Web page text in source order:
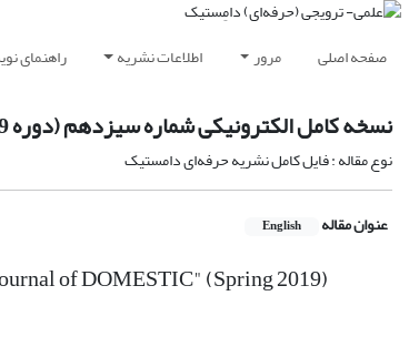
صفحه اصلی مرور اطلاعات نشریه راهنمای
نسخه کامل الکترونیکی شماره سیزدهم (دوره 19، شماره 1) فصلنامه علمی تخصصی دامستیک (بهار 1398)
نوع مقاله : فایل کامل نشریه حرفه‌ای دامستیک
عنوان مقاله English
of DOMESTIC" (Spring 2019)